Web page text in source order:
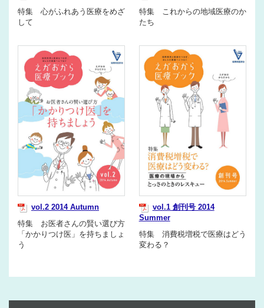
特集 心がふれあう医療をめざ
して
特集 これからの地域医療のか
たち
vol.2 2014 Autumn
特集 お医者さんの賢い選び方
「かかりつけ医」を持ちましょ
う
vol.1 創刊号 2014
Summer
特集 消費税増税で医療はどう
変わる？